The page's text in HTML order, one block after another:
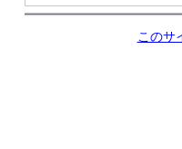
このサ